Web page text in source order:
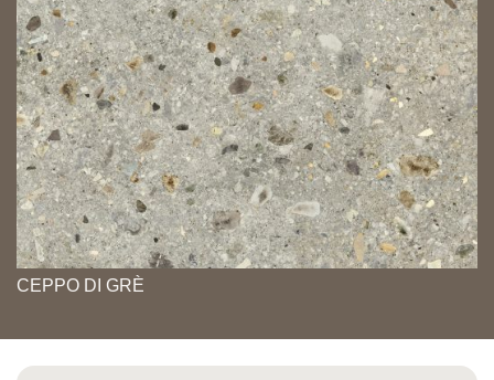
CEPPO DI GRÈ